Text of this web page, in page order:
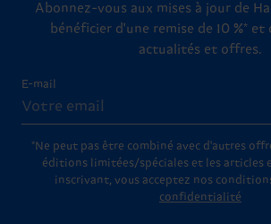
Abonnez-vous aux mises à jour de
bénéficier d'une remise de 10 %* et
actualités et offres.
E-mail
*Ne peut pas être combiné avec d'autres
éditions limitées/spéciales et les articles
inscrivant, vous acceptez nos
confidentialité